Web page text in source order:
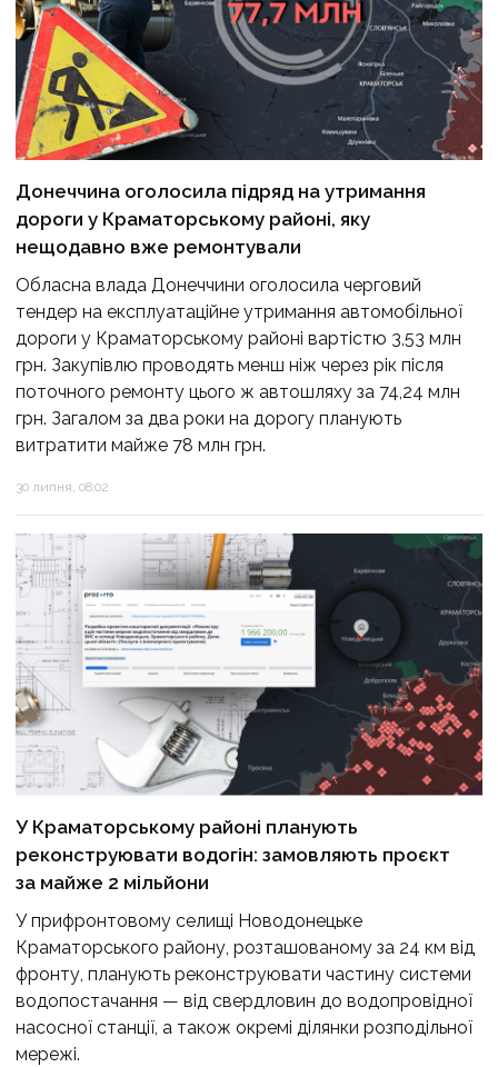
Донеччина оголосила підряд на утримання
дороги у Краматорському районі, яку
нещодавно вже ремонтували
Обласна влада Донеччини оголосила черговий
тендер на експлуатаційне утримання автомобільної
дороги у Краматорському районі вартістю 3,53 млн
грн. Закупівлю проводять менш ніж через рік після
поточного ремонту цього ж автошляху за 74,24 млн
грн. Загалом за два роки на дорогу планують
витратити майже 78 млн грн.
30 липня, 08:02
У Краматорському районі планують
реконструювати водогін: замовляють проєкт
за майже 2 мільйони
У прифронтовому селищі Новодонецьке
Краматорського району, розташованому за 24 км від
фронту, планують реконструювати частину системи
водопостачання — від свердловин до водопровідної
насосної станції, а також окремі ділянки розподільної
мережі.